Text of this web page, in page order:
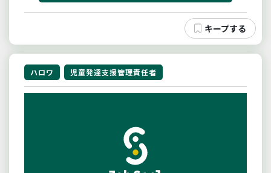
ハロワ 児童発達支援管理責任者